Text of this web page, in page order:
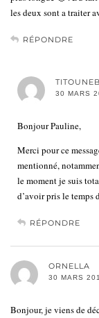
les deux sont a traiter
RÉPONDRE
30 MARS
Bonjour Pauline,
Merci pour ce
mentionné,
le moment je suis
d’avoir pris le temps
RÉPONDRE
ORNELLA
30 MARS
Bonjour, je viens de